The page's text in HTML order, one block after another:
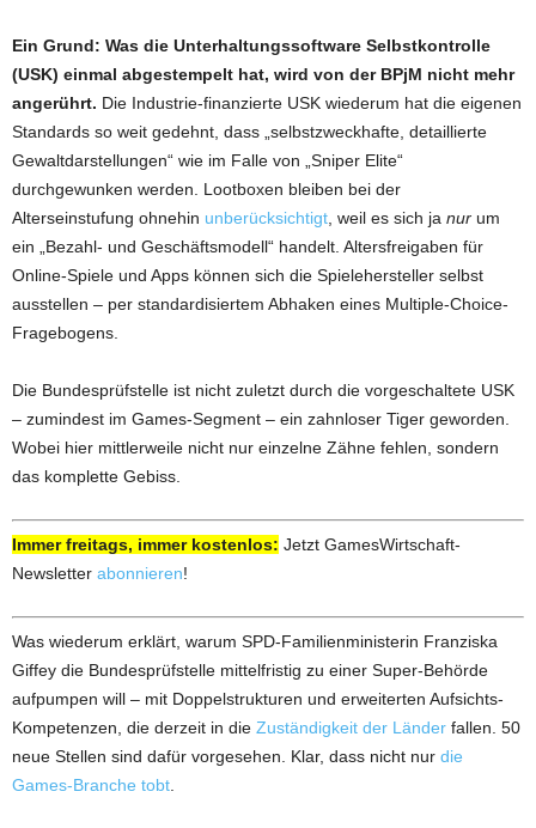
Ein Grund: Was die Unterhaltungssoftware Selbstkontrolle
(USK) einmal abgestempelt hat, wird von der BPjM nicht mehr
angerührt. Die Industrie-finanzierte USK wiederum hat die eigenen
Standards so weit gedehnt, dass „selbstzweckhafte, detaillierte
Gewaltdarstellungen“ wie im Falle von „Sniper Elite“
durchgewunken werden. Lootboxen bleiben bei der
Alterseinstufung ohnehin unberücksichtigt , weil es sich ja nur um
ein „Bezahl- und Geschäftsmodell“ handelt. Altersfreigaben für
Online-Spiele und Apps können sich die Spielehersteller selbst
ausstellen – per standardisiertem Abhaken eines Multiple-Choice-
Fragebogens.
Die Bundesprüfstelle ist nicht zuletzt durch die vorgeschaltete USK
– zumindest im Games-Segment – ein zahnloser Tiger geworden.
Wobei hier mittlerweile nicht nur einzelne Zähne fehlen, sondern
das komplette Gebiss.
Immer freitags, immer kostenlos: Jetzt GamesWirtschaft-
Newsletter abonnieren!
Was wiederum erklärt, warum SPD-Familienministerin Franziska
Giffey die Bundesprüfstelle mittelfristig zu einer Super-Behörde
aufpumpen will – mit Doppelstrukturen und erweiterten Aufsichts-
Kompetenzen, die derzeit in die Zuständigkeit der Länder fallen. 50
neue Stellen sind dafür vorgesehen. Klar, dass nicht nur die
Games-Branche tobt